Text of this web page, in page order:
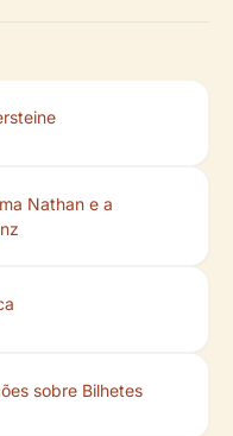
Nathan e a
sobre Bilhetes